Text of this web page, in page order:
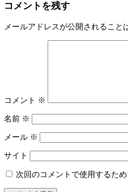
コメントを残す
メールアドレスが公開されること
コメント ※
名前 ※
メール ※
サイト
次回のコメントで使用するた